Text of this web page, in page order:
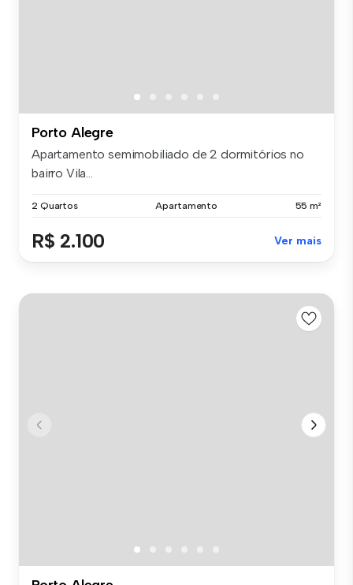
Porto Alegre
Apartamento semimobiliado de 2 dormitórios no
bairro Vila...
2 Quartos Apartamento 55 m²
R$ 2.100 Ver mais